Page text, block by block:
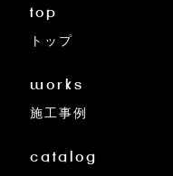
top
トップ
works
施工事例
catalog